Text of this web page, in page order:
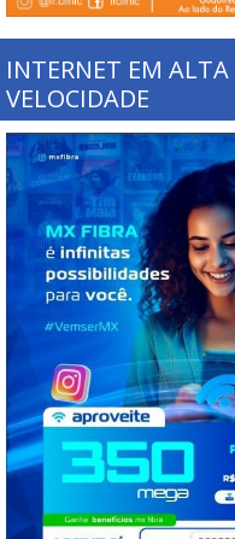
INTERNET EM ALTA
VELOCIDADE